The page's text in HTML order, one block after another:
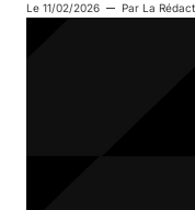
Le 11/02/2026 Par La